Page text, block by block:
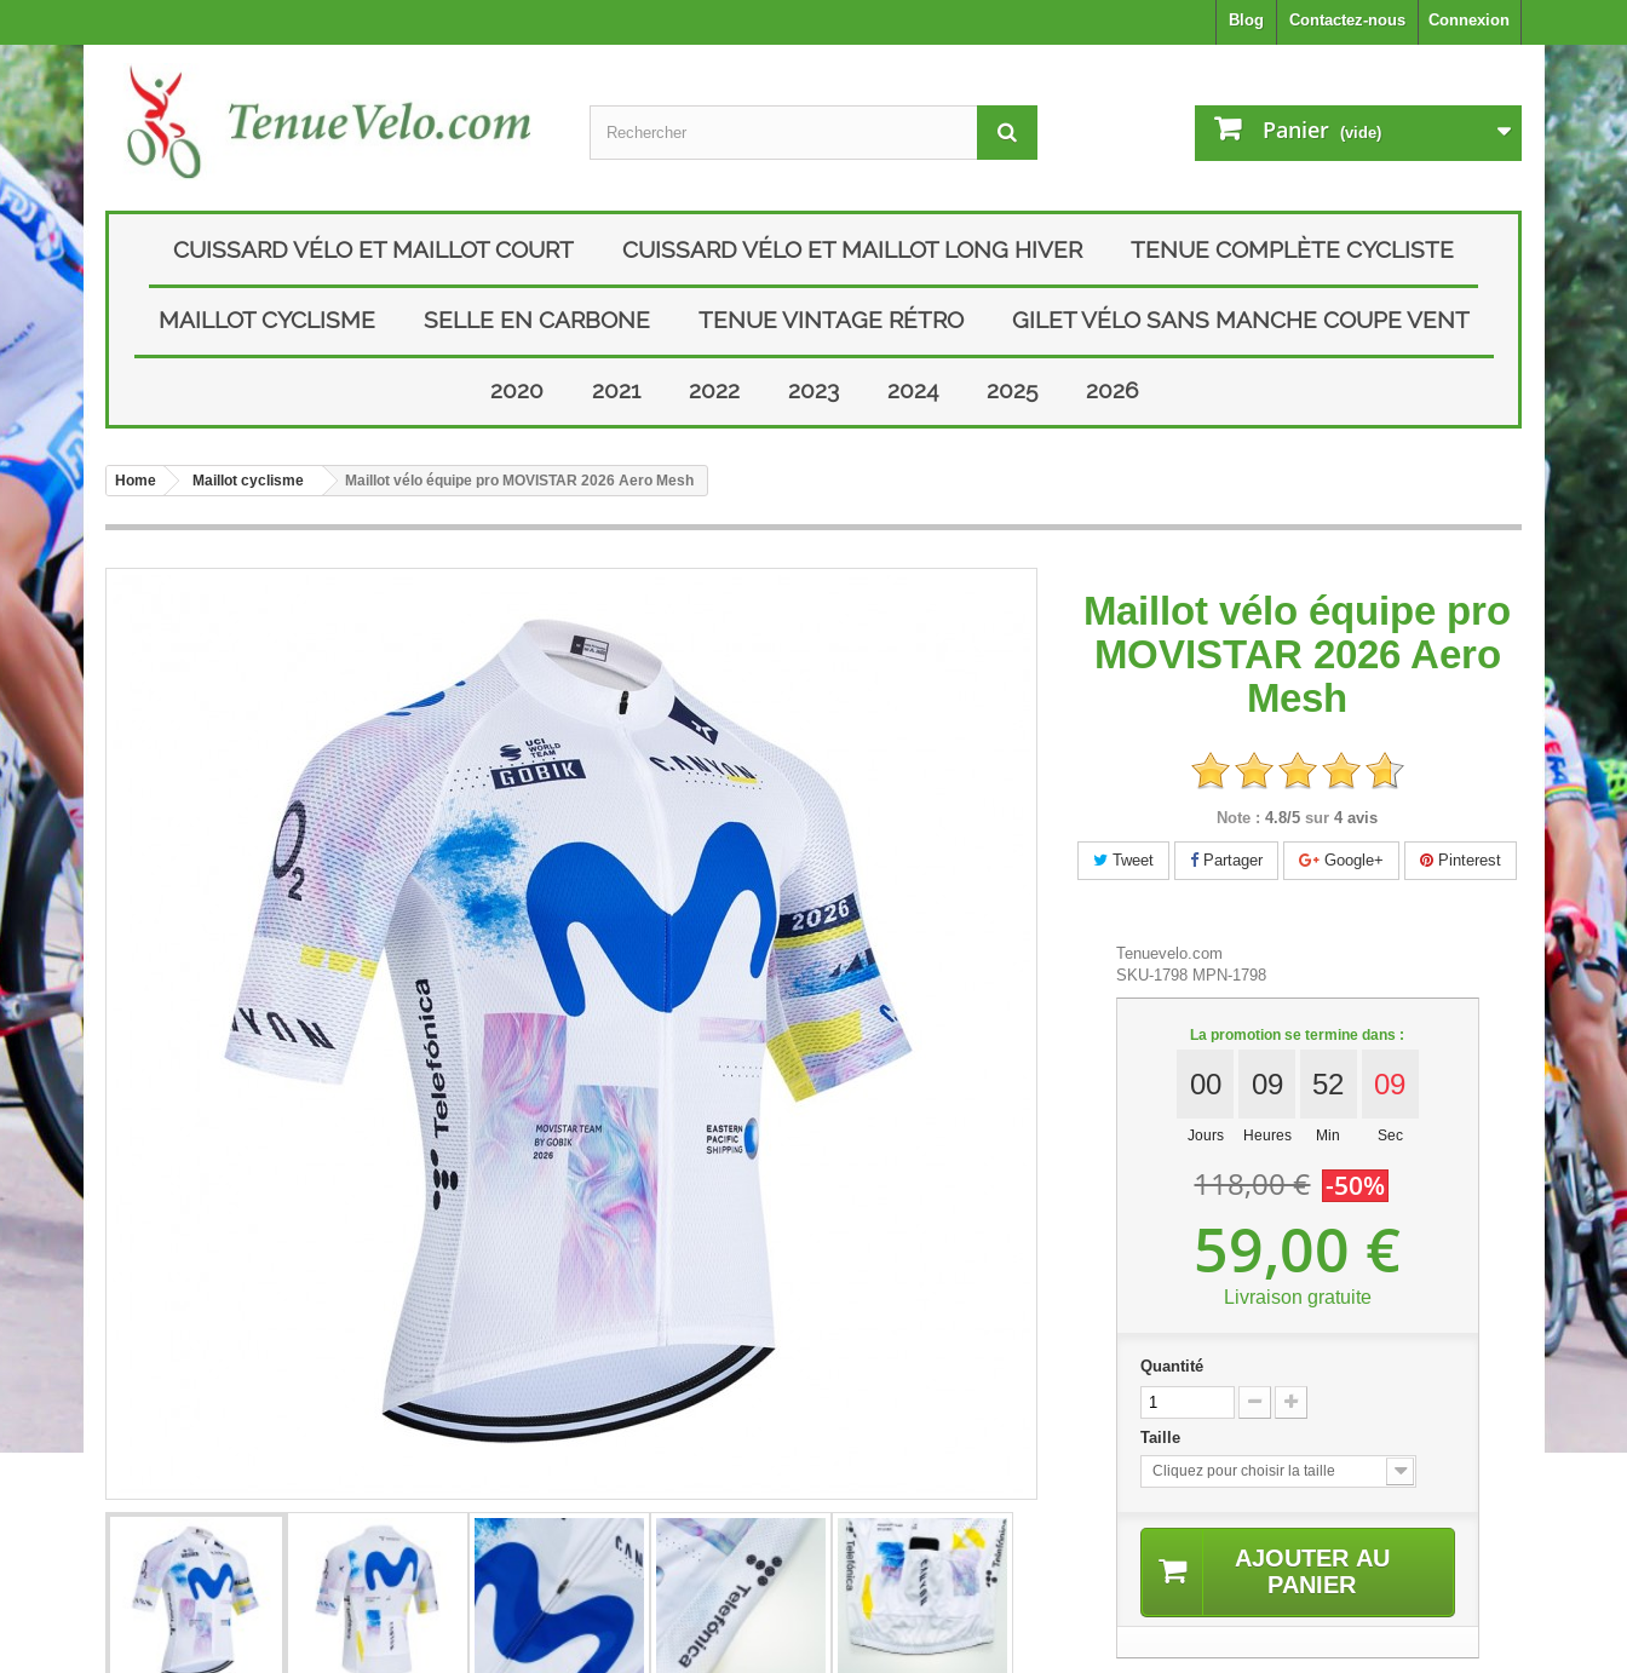
Connexion
Contactez-nous
Blog
Panier (vide)
CUISSARD VÉLO ET MAILLOT COURT CUISSARD VÉLO ET MAILLOT LONG HIVER TENUE COMPLÈTE CYCLISTE
MAILLOT CYCLISME SELLE EN CARBONE TENUE VINTAGE RÉTRO GILET VÉLO SANS MANCHE COUPE VENT
2020 2021 2022 2023 2024 2025 2026
Home Maillot cyclisme Maillot vélo équipe pro MOVISTAR 2026 Aero Mesh
Maillot vélo équipe pro
MOVISTAR 2026 Aero
Mesh
Note : 4.8/5sur4 avis
Tweet Partager Google+ Pinterest
Tenuevelo.com
SKU-1798 MPN-1798
La promotion se termine dans :
00
Jours
09
Heures
52
Min
08
Sec
118,00 € -50%
59,00 €
Livraison gratuite
Quantité
Taille
Cliquez pour choisir la taille
AJOUTER AU
PANIER